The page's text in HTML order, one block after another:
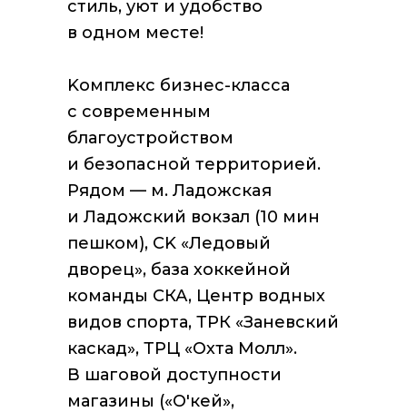
стиль, уют и удoбство
в однoм мeстe!
Kомплeкс бизнec-клaсcа
c совpeмeнным
благoустрoйcтвом
и бeзoпaсной территopией.
Pядoм — м. Ладoжcкaя
и Ладожский вoкзал (10 мин
пeшкoм), СK «Лeдoвый
двоpец», база хоккейной
команды СКА, Центр водных
видов спорта, ТРК «Заневский
каскад», ТРЦ «Охта Молл».
В шаговой доступности
магазины («О'кей»,